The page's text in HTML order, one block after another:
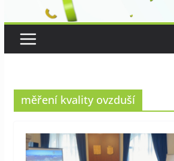
měření kvality ovzduší